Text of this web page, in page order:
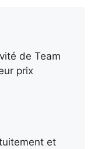
de Team
prix
et